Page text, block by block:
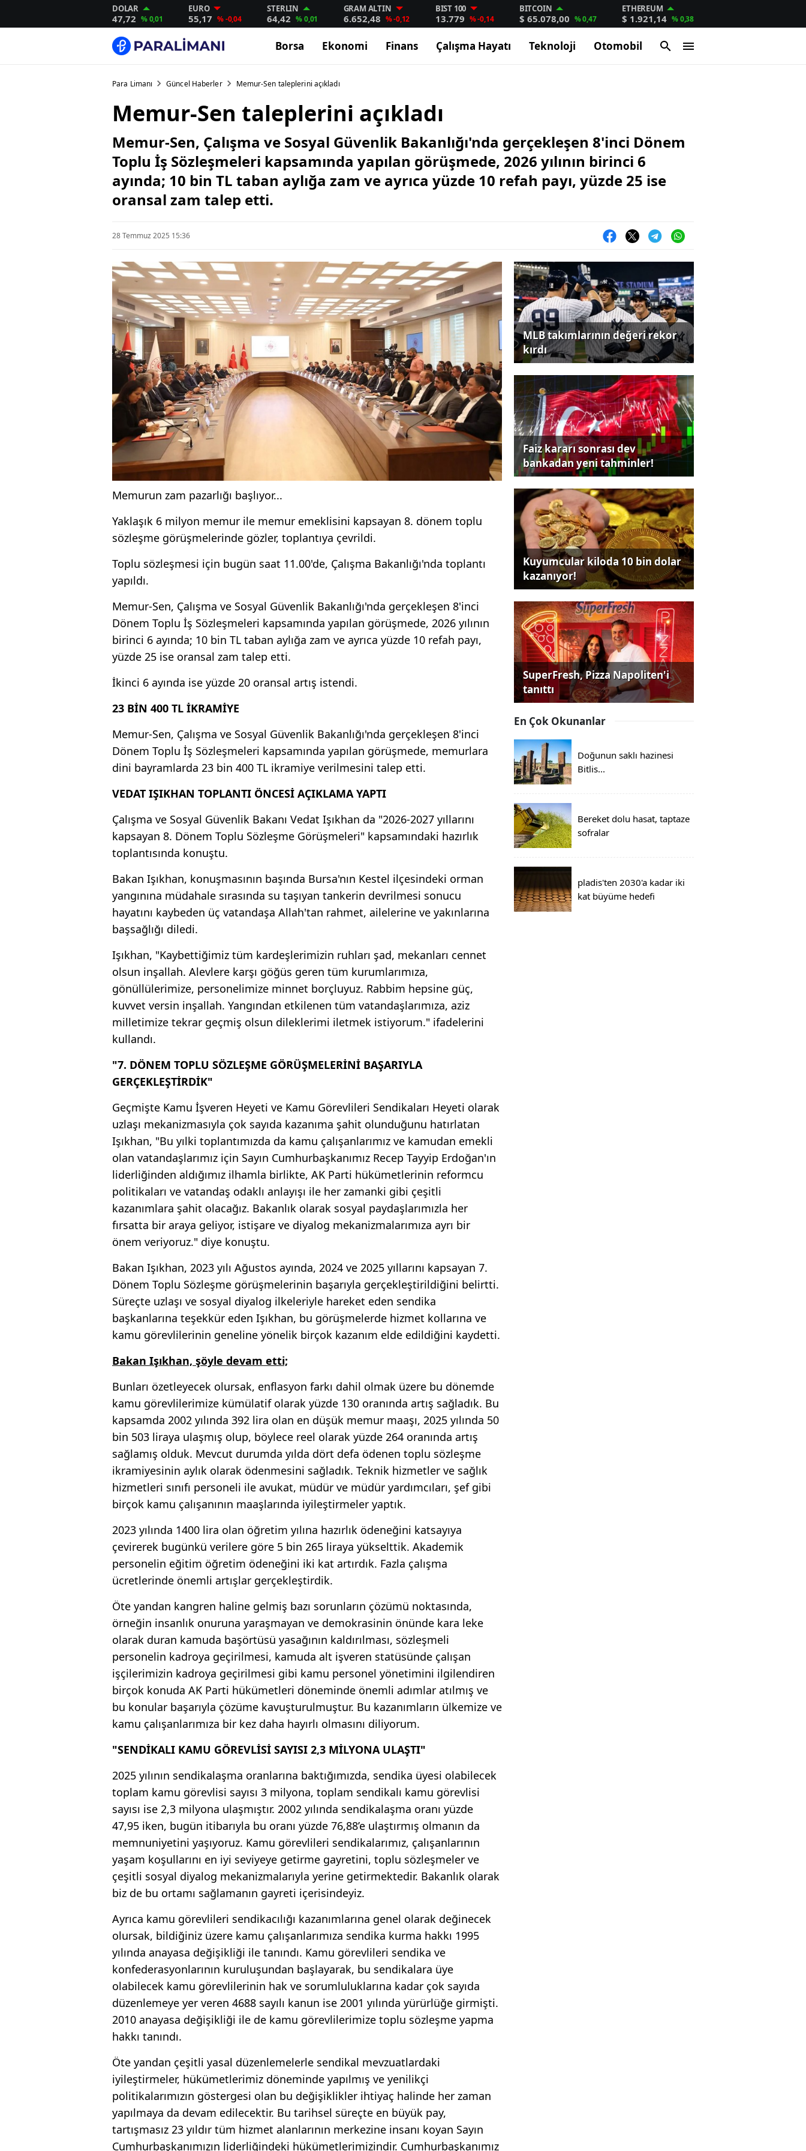
DOLAR
47,72 % 0,01
EURO
55,17 % -0,04
STERLIN
64,42 % 0,01
GRAM ALTIN
6.652,48 % -0,12
BIST 100
13.779 % -0,14
BITCOIN
$ 65.078,00 % 0,47
ETHEREUM
$ 1.921,14 % 0,38
Borsa Ekonomi Finans Çalışma Hayatı Teknoloji Otomobil
Para Limanı Güncel Haberler Memur-Sen taleplerini açıkladı
Memur-Sen taleplerini açıkladı
Memur-Sen, Çalışma ve Sosyal Güvenlik Bakanlığı'nda gerçekleşen 8'inci Dönem
Toplu İş Sözleşmeleri kapsamında yapılan görüşmede, 2026 yılının birinci 6
ayında; 10 bin TL taban aylığa zam ve ayrıca yüzde 10 refah payı, yüzde 25 ise
oransal zam talep etti.
28 Temmuz 2025 15:36
Memurun zam pazarlığı başlıyor...
Yaklaşık 6 milyon memur ile memur emeklisini kapsayan 8. dönem toplu
sözleşme görüşmelerinde gözler, toplantıya çevrildi.
Toplu sözleşmesi için bugün saat 11.00'de, Çalışma Bakanlığı'nda toplantı
yapıldı.
Memur-Sen, Çalışma ve Sosyal Güvenlik Bakanlığı'nda gerçekleşen 8'inci
Dönem Toplu İş Sözleşmeleri kapsamında yapılan görüşmede, 2026 yılının
birinci 6 ayında; 10 bin TL taban aylığa zam ve ayrıca yüzde 10 refah payı,
yüzde 25 ise oransal zam talep etti.
İkinci 6 ayında ise yüzde 20 oransal artış istendi.
23 BİN 400 TL İKRAMİYE
Memur-Sen, Çalışma ve Sosyal Güvenlik Bakanlığı'nda gerçekleşen 8'inci
Dönem Toplu İş Sözleşmeleri kapsamında yapılan görüşmede, memurlara
dini bayramlarda 23 bin 400 TL ikramiye verilmesini talep etti.
VEDAT IŞIKHAN TOPLANTI ÖNCESİ AÇIKLAMA YAPTI
Çalışma ve Sosyal Güvenlik Bakanı Vedat Işıkhan da "2026-2027 yıllarını
kapsayan 8. Dönem Toplu Sözleşme Görüşmeleri" kapsamındaki hazırlık
toplantısında konuştu.
Bakan Işıkhan, konuşmasının başında Bursa'nın Kestel ilçesindeki orman
yangınına müdahale sırasında su taşıyan tankerin devrilmesi sonucu
hayatını kaybeden üç vatandaşa Allah'tan rahmet, ailelerine ve yakınlarına
başsağlığı diledi.
Işıkhan, "Kaybettiğimiz tüm kardeşlerimizin ruhları şad, mekanları cennet
olsun inşallah. Alevlere karşı göğüs geren tüm kurumlarımıza,
gönüllülerimize, personelimize minnet borçluyuz. Rabbim hepsine güç,
kuvvet versin inşallah. Yangından etkilenen tüm vatandaşlarımıza, aziz
milletimize tekrar geçmiş olsun dileklerimi iletmek istiyorum." ifadelerini
kullandı.
"7. DÖNEM TOPLU SÖZLEŞME GÖRÜŞMELERİNİ BAŞARIYLA
GERÇEKLEŞTİRDİK"
Geçmişte Kamu İşveren Heyeti ve Kamu Görevlileri Sendikaları Heyeti olarak
uzlaşı mekanizmasıyla çok sayıda kazanıma şahit olunduğunu hatırlatan
Işıkhan, "Bu yılki toplantımızda da kamu çalışanlarımız ve kamudan emekli
olan vatandaşlarımız için Sayın Cumhurbaşkanımız Recep Tayyip Erdoğan'ın
liderliğinden aldığımız ilhamla birlikte, AK Parti hükümetlerinin reformcu
politikaları ve vatandaş odaklı anlayışı ile her zamanki gibi çeşitli
kazanımlara şahit olacağız. Bakanlık olarak sosyal paydaşlarımızla her
fırsatta bir araya geliyor, istişare ve diyalog mekanizmalarımıza ayrı bir
önem veriyoruz." diye konuştu.
Bakan Işıkhan, 2023 yılı Ağustos ayında, 2024 ve 2025 yıllarını kapsayan 7.
Dönem Toplu Sözleşme görüşmelerinin başarıyla gerçekleştirildiğini belirtti.
Süreçte uzlaşı ve sosyal diyalog ilkeleriyle hareket eden sendika
başkanlarına teşekkür eden Işıkhan, bu görüşmelerde hizmet kollarına ve
kamu görevlilerinin geneline yönelik birçok kazanım elde edildiğini kaydetti.
Bakan Işıkhan, şöyle devam etti;
Bunları özetleyecek olursak, enflasyon farkı dahil olmak üzere bu dönemde
kamu görevlilerimize kümülatif olarak yüzde 130 oranında artış sağladık. Bu
kapsamda 2002 yılında 392 lira olan en düşük memur maaşı, 2025 yılında 50
bin 503 liraya ulaşmış olup, böylece reel olarak yüzde 264 oranında artış
sağlamış olduk. Mevcut durumda yılda dört defa ödenen toplu sözleşme
ikramiyesinin aylık olarak ödenmesini sağladık. Teknik hizmetler ve sağlık
hizmetleri sınıfı personeli ile avukat, müdür ve müdür yardımcıları, şef gibi
birçok kamu çalışanının maaşlarında iyileştirmeler yaptık.
2023 yılında 1400 lira olan öğretim yılına hazırlık ödeneğini katsayıya
çevirerek bugünkü verilere göre 5 bin 265 liraya yükselttik. Akademik
personelin eğitim öğretim ödeneğini iki kat artırdık. Fazla çalışma
ücretlerinde önemli artışlar gerçekleştirdik.
Öte yandan kangren haline gelmiş bazı sorunların çözümü noktasında,
örneğin insanlık onuruna yaraşmayan ve demokrasinin önünde kara leke
olarak duran kamuda başörtüsü yasağının kaldırılması, sözleşmeli
personelin kadroya geçirilmesi, kamuda alt işveren statüsünde çalışan
işçilerimizin kadroya geçirilmesi gibi kamu personel yönetimini ilgilendiren
birçok konuda AK Parti hükümetleri döneminde önemli adımlar atılmış ve
bu konular başarıyla çözüme kavuşturulmuştur. Bu kazanımların ülkemize ve
kamu çalışanlarımıza bir kez daha hayırlı olmasını diliyorum.
"SENDİKALI KAMU GÖREVLİSİ SAYISI 2,3 MİLYONA ULAŞTI"
2025 yılının sendikalaşma oranlarına baktığımızda, sendika üyesi olabilecek
toplam kamu görevlisi sayısı 3 milyona, toplam sendikalı kamu görevlisi
sayısı ise 2,3 milyona ulaşmıştır. 2002 yılında sendikalaşma oranı yüzde
47,95 iken, bugün itibarıyla bu oranı yüzde 76,88’e ulaştırmış olmanın da
memnuniyetini yaşıyoruz. Kamu görevlileri sendikalarımız, çalışanlarının
yaşam koşullarını en iyi seviyeye getirme gayretini, toplu sözleşmeler ve
çeşitli sosyal diyalog mekanizmalarıyla yerine getirmektedir. Bakanlık olarak
biz de bu ortamı sağlamanın gayreti içerisindeyiz.
Ayrıca kamu görevlileri sendikacılığı kazanımlarına genel olarak değinecek
olursak, bildiğiniz üzere kamu çalışanlarımıza sendika kurma hakkı 1995
yılında anayasa değişikliği ile tanındı. Kamu görevlileri sendika ve
konfederasyonlarının kuruluşundan başlayarak, bu sendikalara üye
olabilecek kamu görevlilerinin hak ve sorumluluklarına kadar çok sayıda
düzenlemeye yer veren 4688 sayılı kanun ise 2001 yılında yürürlüğe girmişti.
2010 anayasa değişikliği ile de kamu görevlilerimize toplu sözleşme yapma
hakkı tanındı.
Öte yandan çeşitli yasal düzenlemelerle sendikal mevzuatlardaki
iyileştirmeler, hükümetlerimiz döneminde yapılmış ve yenilikçi
politikalarımızın göstergesi olan bu değişiklikler ihtiyaç halinde her zaman
yapılmaya da devam edilecektir. Bu tarihsel süreçte en büyük pay,
tartışmasız 23 yıldır tüm hizmet alanlarının merkezine insanı koyan Sayın
Cumhurbaşkanımızın liderliğindeki hükümetlerimizindir. Cumhurbaşkanımız
MLB takımlarının değeri rekor
kırdı
Faiz kararı sonrası dev
bankadan yeni tahminler!
Kuyumcular kiloda 10 bin dolar
kazanıyor!
SuperFresh, Pizza Napoliten'i
tanıttı
En Çok Okunanlar
Doğunun saklı hazinesi
Bitlis...
Bereket dolu hasat, taptaze
sofralar
pladis'ten 2030'a kadar iki
kat büyüme hedefi